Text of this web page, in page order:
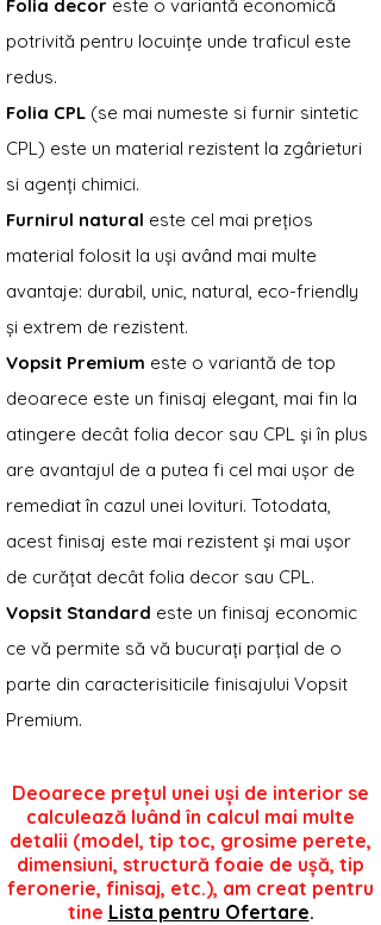
Folia decor este o variantă economică
potrivită pentru locuințe unde traficul este
redus.
Folia CPL (se mai numeste si furnir sintetic
CPL) este un material rezistent la zgârieturi
si agenți chimici.
Furnirul natural este cel mai prețios
material folosit la uși având mai multe
avantaje: durabil, unic, natural, eco-friendly
și extrem de rezistent.
Vopsit Premium este o variantă de top
deoarece este un finisaj elegant, mai fin la
atingere decât folia decor sau CPL și în plus
are avantajul de a putea fi cel mai ușor de
remediat în cazul unei lovituri. Totodata,
acest finisaj este mai rezistent și mai ușor
de curățat decât folia decor sau CPL.
Vopsit Standard este un finisaj economic
ce vă permite să vă bucurați parțial de o
parte din caracterisiticile finisajului Vopsit
Premium.
Deoarece prețul unei uși de interior se
calculează luând în calcul mai multe
detalii (model, tip toc, grosime perete,
dimensiuni, structură foaie de ușă, tip
feronerie, finisaj, etc.), am creat pentru
tine Lista pentru Ofertare.